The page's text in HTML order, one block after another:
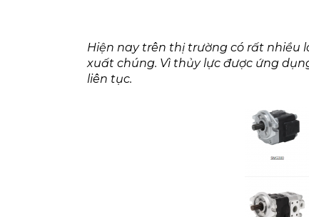
Hiện nay trên thị trường có rất nhiều
xuất chúng. Vì thủy lực được ứng
liên tục.